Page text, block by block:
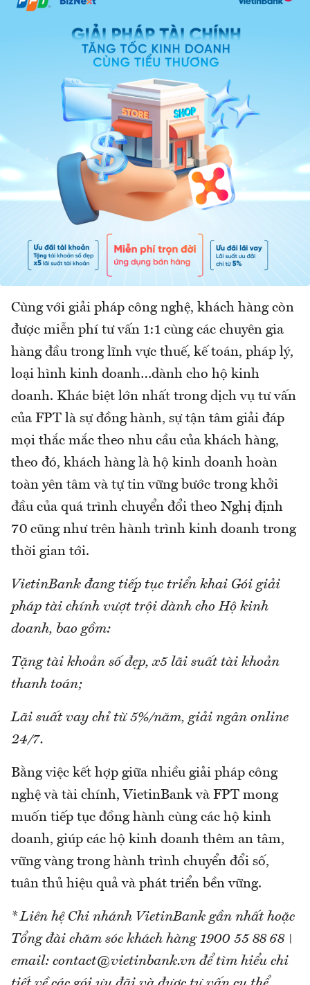
Cùng với giải pháp công nghệ, khách hàng còn
được miễn phí tư vấn 1:1 cùng các chuyên gia
hàng đầu trong lĩnh vực thuế, kế toán, pháp lý,
loại hình kinh doanh…dành cho hộ kinh
doanh. Khác biệt lớn nhất trong dịch vụ tư vấn
của FPT là sự đồng hành, sự tận tâm giải đáp
mọi thắc mắc theo nhu cầu của khách hàng,
theo đó, khách hàng là hộ kinh doanh hoàn
toàn yên tâm và tự tin vững bước trong khởi
đầu của quá trình chuyển đổi theo Nghị định
70 cũng như trên hành trình kinh doanh trong
thời gian tới.
VietinBank đang tiếp tục triển khai Gói giải
pháp tài chính vượt trội dành cho Hộ kinh
doanh, bao gồm:
Tặng tài khoản số đẹp, x5 lãi suất tài khoản
thanh toán;
Lãi suất vay chỉ từ 5%/năm, giải ngân online
24/7.
Bằng việc kết hợp giữa nhiều giải pháp công
nghệ và tài chính, VietinBank và FPT mong
muốn tiếp tục đồng hành cùng các hộ kinh
doanh, giúp các hộ kinh doanh thêm an tâm,
vững vàng trong hành trình chuyển đổi số,
tuân thủ hiệu quả và phát triển bền vững.
* Liên hệ Chi nhánh VietinBank gần nhất hoặc
Tổng đài chăm sóc khách hàng 1900 55 88 68 |
email: contact@vietinbank.vn để tìm hiểu chi